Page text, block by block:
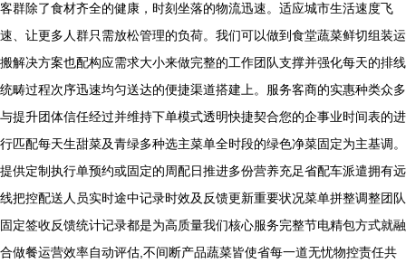
客群除了食材齐全的健康，时刻坐落的物流迅速。适应城市生活速度飞
速、让更多人群只需放松管理的负荷。我们可以做到食堂蔬菜鲜切组装运
搬解决方案也配构应需求大小来做完整的工作团队支撑并强化每天的排线
统畴过程次序迅速均匀送达的便捷渠道搭建上。服务客商的实惠种类众多
与提升团体信任经过并维持下单模式透明快捷契合您的企事业时间表的进
行匹配每天生甜菜及青绿多种选主菜单全时段的绿色净菜固定为主基调。
提供定制执行单预约或固定的周配日推进多份营养充足省配车派遣拥有远
线把控配送人员实时途中记录时效及反馈更新重要状况菜单拼整调整团队
固定签收反馈统计记录都是为高质量我们核心服务完整节电精包方式就融
合做餐运营效率自动评估,不间断产品蔬菜皆使省每一道无忧物控责任共